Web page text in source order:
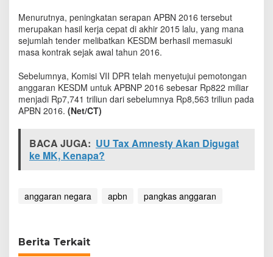
n
g
g
a
a
n
N
o
I
n
f
s
k
t
Menurutnya, peningkatan serapan APBN 2016 tersebut
merupakan hasil kerja cepat di akhir 2015 lalu, yang mana
sejumlah tender melibatkan KESDM berhasil memasuki
masa kontrak sejak awal tahun 2016.
Sebelumnya, Komisi VII DPR telah menyetujui pemotongan
anggaran KESDM untuk APBNP 2016 sebesar Rp822 miliar
menjadi Rp7,741 triliun dari sebelumnya Rp8,563 triliun pada
APBN 2016. (Net/CT)
BACA JUGA: UU Tax Amnesty Akan Digugat
ke MK, Kenapa?
anggaran negara apbn pangkas anggaran
Berita Terkait